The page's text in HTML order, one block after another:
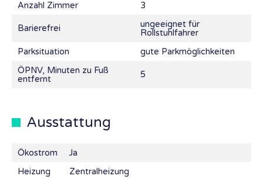
Anzahl Zimmer
3
Barierefrei
ungeeignet für
Rollstuhlfahrer
Parksituation
gute Parkmöglichkeiten
ÖPNV, Minuten zu Fuß
entfernt
5
Ausstattung
Ökostrom
Ja
Heizung
Zentralheizung